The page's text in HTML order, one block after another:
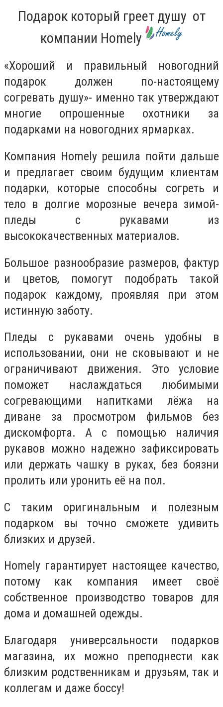
Подарок который греет душу от
компании Homely
«Хороший и правильный новогодний
подарок должен по-настоящему
согревать душу»- именно так утверждают
многие опрошенные охотники за
подарками на новогодних ярмарках.
Компания Homely решила пойти дальше
и предлагает своим будущим клиентам
подарки, которые способны согреть и
тело в долгие морозные вечера зимой-
пледы с рукавами из
высококачественных материалов.
Большое разнообразие размеров, фактур
и цветов, помогут подобрать такой
подарок каждому, проявляя при этом
истинную заботу.
Пледы с рукавами очень удобны в
использовании, они не сковывают и не
ограничивают движения. Это условие
поможет наслаждаться любимыми
согревающими напитками лёжа на
диване за просмотром фильмов без
дискомфорта. А с помощью наличия
рукавов можно надежно зафиксировать
или держать чашку в руках, без боязни
пролить или уронить её на пол.
С таким оригинальным и полезным
подарком вы точно сможете удивить
близких и друзей.
Homely гарантирует настоящее качество,
потому как компания имеет своё
собственное производство товаров для
дома и домашней одежды.
Благодаря универсальности подарков
магазина, их можно преподнести как
близким родственникам и друзьям, так и
коллегам и даже боссу!